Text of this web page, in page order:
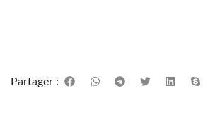
Partager :